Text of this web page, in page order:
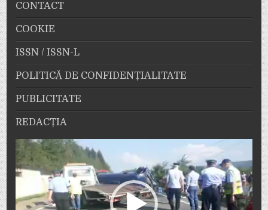
CONTACT
COOKIE
ISSN / ISSN-L
POLITICĂ DE CONFIDENȚIALITATE
PUBLICITATE
REDACȚIA
Player
video